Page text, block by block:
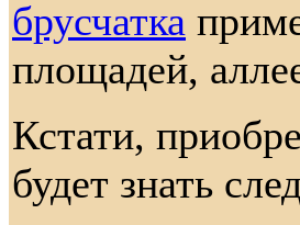
брусчатка
площадей,
Кстати,
будет знать